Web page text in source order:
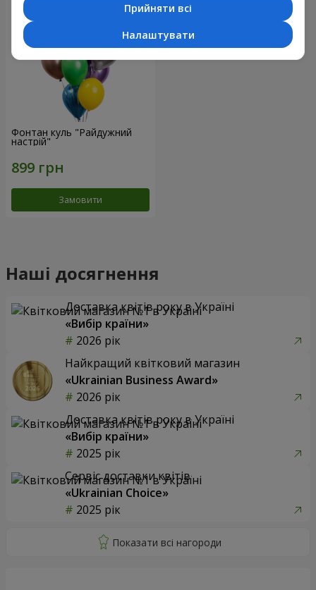
Фонтан куль "Райдужний
настрій"
Замовити
Наші досягнення
Доставка квітів року в Україні
«Вибір країни»
2026 рік
Найкращий квітковий магазин
«Ukrainian Business Award»
2026 рік
Доставка квітів року в Україні
«Вибір країни»
2025 рік
Сервіс доставки квітів
«Ukrainian Choice»
2025 рік
Прийняти всі
Налаштувати